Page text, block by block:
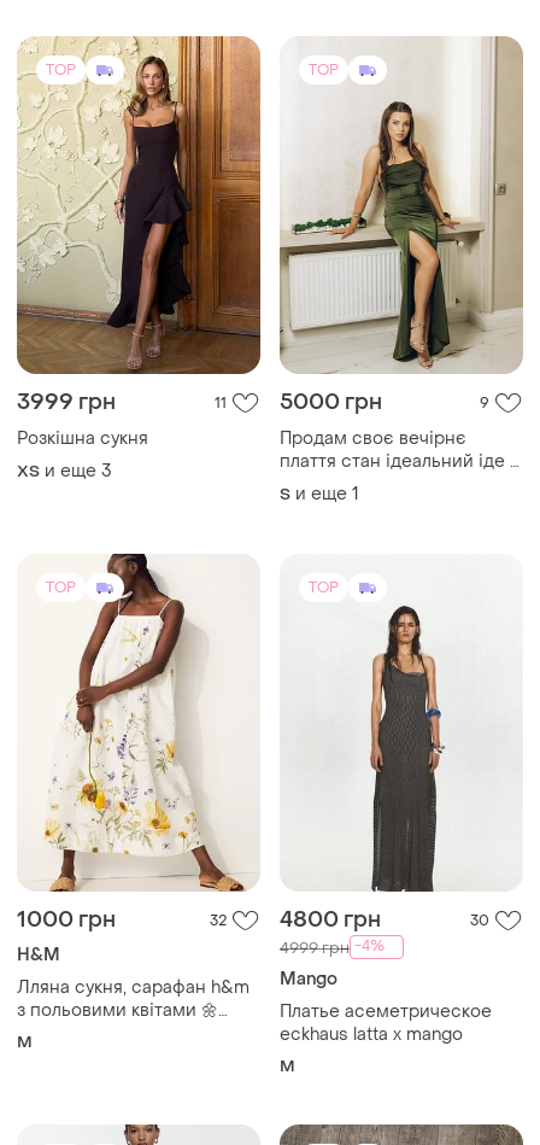
TOP
3999 грн 11
Розкішна сукня
ХS и еще 3
TOP
5000 грн 9
Продам своє вечірнє
плаття стан ідеальний іде з
корсетом які підкреслює
фігуру продаю за пів ціни
S и еще 1
TOP
1000 грн 32
H&M
Лляна сукня, сарафан h&m
з польовими квітами 🌼
розмір m
M
TOP
4800 грн 30
4999 грн -4%
Mango
Платье асеметрическое
eckhaus latta x mango
M